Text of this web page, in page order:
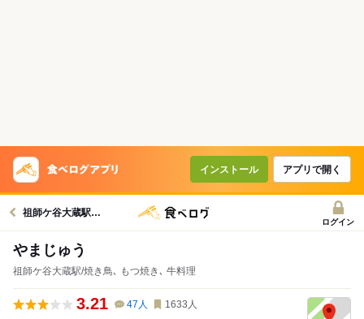
インストール アプリで開く
祖師ケ谷大蔵駅グルメへ
ログイン
やまじゅう
祖師ケ谷大蔵駅/焼き鳥､ もつ焼き､ 牛料理
3.21 47 人 1633 人